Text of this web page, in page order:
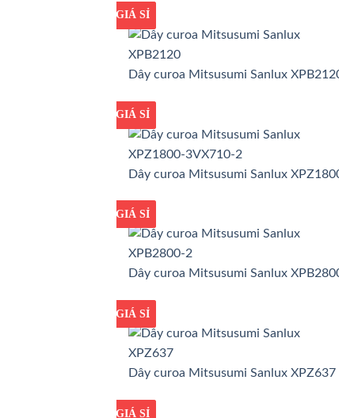
GIÁ TỐT
GIÁ SỈ
Dây curoa Mitsusumi Sanlux
GIÁ TỐT
GIÁ SỈ
Dây curoa Mitsusumi Sanlux
GIÁ TỐT
GIÁ SỈ
Dây curoa Mitsusumi Sanlux
GIÁ TỐT
GIÁ SỈ
Dây curoa Mitsusumi Sanlux XPZ637
GIÁ TỐT
GIÁ SỈ